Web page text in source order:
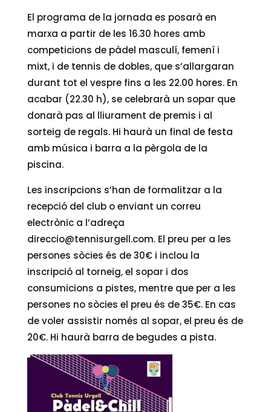
El programa de la jornada es posarà en
marxa a partir de les 16.30 hores amb
competicions de pàdel masculí, femení i
mixt, i de tennis de dobles, que s’allargaran
durant tot el vespre fins a les 22.00 hores. En
acabar (22.30 h), se celebrarà un sopar que
donarà pas al lliurament de premis i al
sorteig de regals. Hi haurà un final de festa
amb música i barra a la pèrgola de la
piscina.
Les inscripcions s’han de formalitzar a la
recepció del club o enviant un correu
electrònic a l’adreça
direccio@tennisurgell.com. El preu per a les
persones sòcies és de 30€ i inclou la
inscripció al torneig, el sopar i dos
consumicions a pistes, mentre que per a les
persones no sòcies el preu és de 35€. En cas
de voler assistir només al sopar, el preu és de
20€. Hi haurà barra de begudes a pista.